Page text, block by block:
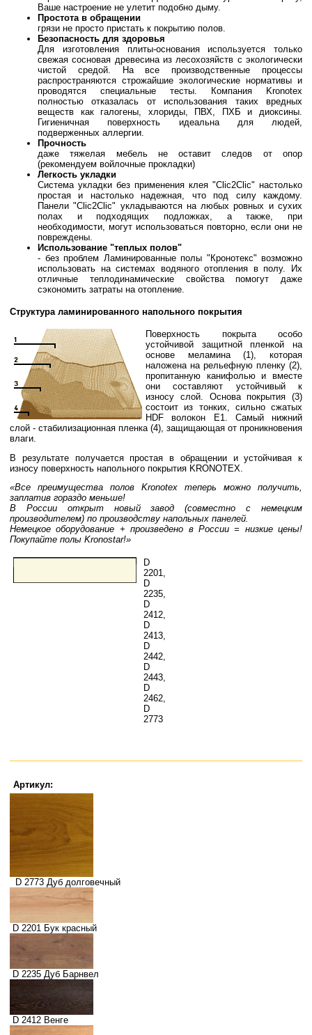
Ваше настроение не улетит подобно дыму.
Простота в обращении
грязи не просто пристать к покрытию полов.
Безопасность для здоровья
Для изготовления плиты-основания используется только
свежая сосновая древесина из лесохозяйств с экологически
чистой средой. На все производственные процессы
распространяются строжайшие экологические нормативы и
проводятся специальные тесты. Компания Kronotex
полностью отказалась от использования таких вредных
веществ как галогены, хлориды, ПВХ, ПХБ и диоксины.
Гигиеничная поверхность идеальна для людей,
подверженных аллергии.
Прочность
даже тяжелая мебель не оставит следов от опор
(рекомендуем войлочные прокладки)
Легкость укладки
Система укладки без применения клея "Clic2Clic" настолько
простая и настолько надежная, что под силу каждому.
Панели "Clic2Clic" укладываются на любых ровных и сухих
полах и подходящих подложках, а также, при
необходимости, могут использоваться повторно, если они не
повреждены.
Использование "теплых полов"
- без проблем Ламинированные полы "Кронотекс" возможно
использовать на системах водяного отопления в полу. Их
отличные теплодинамические свойства помогут даже
сэкономить затраты на отопление.
Структура ламинированного напольного покрытия
Поверхность покрыта особо
устойчивой защитной пленкой на
основе меламина (1), которая
наложена на рельефную пленку (2),
пропитанную канифолью и вместе
они составляют устойчивый к
износу слой. Основа покрытия (3)
состоит из тонких, сильно сжатых
HDF волокон E1. Самый нижний
слой - стабилизационная пленка (4), защищающая от проникновения
влаги.
В результате получается простая в обращении и устойчивая к
износу поверхность напольного покрытия KRONOTEX.
«Все преимущества полов Kronotex теперь можно получить,
заплатив гораздо меньше!
В России открыт новый завод (совместно с немецким
производителем) по производству напольных панелей.
Немецкое оборудование + произведено в России = низкие цены!
Покупайте полы Kronostar!»
D
2201,
D
2235,
D
2412,
D
2413,
D
2442,
D
2443,
D
2462,
D
2773
Артикул:
D 2773 Дуб долговечный
D 2201 Бук красный
D 2235 Дуб Барнвел
D 2412 Венге